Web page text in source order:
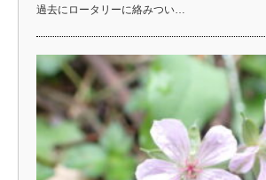
過去にロータリーに絡みつい…